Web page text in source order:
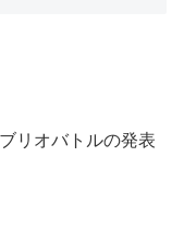
リオバトルの発表